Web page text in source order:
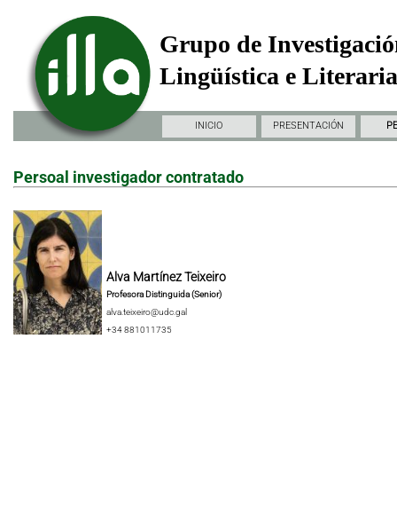
Grupo de
Lingüística e
INICIO PRESENTACIÓN
Persoal investigador contratado
Alva Martínez Teixeiro
Profesora Distinguida (Senior)
alva.teixeiro@udc.gal
+34 881011735